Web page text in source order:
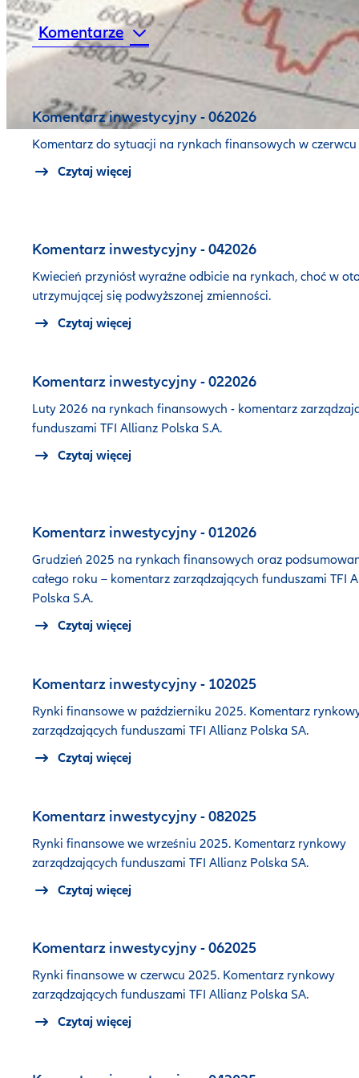
Komentarze
Komentarz inwestycyjny - 062026
Komentarz do sytuacji na rynkach finansowych w
Czytaj więcej
Komentarz inwestycyjny - 042026
Kwiecień przyniósł wyraźne odbicie na rynkach, choć w
utrzymującej się podwyższonej zmienności.
Czytaj więcej
Komentarz inwestycyjny - 022026
Luty 2026 na rynkach finansowych - komentarz
funduszami TFI Allianz Polska S.A.
Czytaj więcej
Komentarz inwestycyjny - 012026
Grudzień 2025 na rynkach finansowych oraz
całego roku – komentarz zarządzających funduszami TFI
Polska S.A.
Czytaj więcej
Komentarz inwestycyjny - 102025
Rynki finansowe w październiku 2025. Komentarz
zarządzających funduszami TFI Allianz Polska SA.
Czytaj więcej
Komentarz inwestycyjny - 082025
Rynki finansowe we wrześniu 2025. Komentarz rynkowy
zarządzających funduszami TFI Allianz Polska SA.
Czytaj więcej
Komentarz inwestycyjny - 062025
Rynki finansowe w czerwcu 2025. Komentarz rynkowy
zarządzających funduszami TFI Allianz Polska SA.
Czytaj więcej